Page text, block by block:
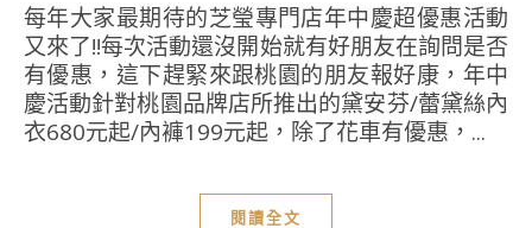
每年大家最期待的芝瑩專門店年中慶超優惠活動
又來了!!每次活動還沒開始就有好朋友在詢問是否
有優惠，這下趕緊來跟桃園的朋友報好康，年中
慶活動針對桃園品牌店所推出的黛安芬/蕾黛絲內
衣680元起/內褲199元起，除了花車有優惠，...
閱讀全文